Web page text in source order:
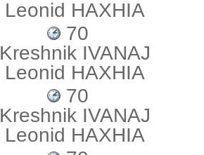
Leonid HAXHIA
70
Kreshnik IVANAJ
Leonid HAXHIA
70
Kreshnik IVANAJ
Leonid HAXHIA